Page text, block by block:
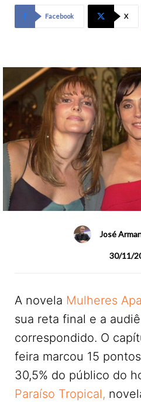
Facebook X
José
30/11/
A novela Mulheres
sua reta final e a
correspondido. O
feira marcou 15
30,5% do público do
Paraíso Tropical,